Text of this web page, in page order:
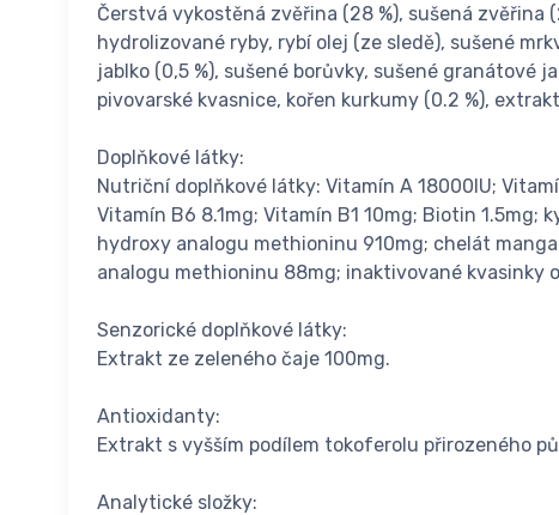
Čerstvá vykostěná zvěřina (28 %), sušená zvěřina
hydrolizované ryby, rybí olej (ze sledě), sušené
jablko (0,5 %), sušené borůvky, sušené granátové
pivovarské kvasnice, kořen kurkumy (0.2 %),
Doplňkové látky:
Nutriční doplňkové látky: Vitamín A 18000IU;
Vitamín B6 8.1mg; Vitamín B1 10mg; Biotin
hydroxy analogu methioninu 910mg; chelát
analogu methioninu 88mg; inaktivované kvasinky
Senzorické doplňkové látky:
Extrakt ze zeleného čaje 100mg.
Antioxidanty:
Extrakt s vyšším podílem tokoferolu přirozeného
Analytické složky: